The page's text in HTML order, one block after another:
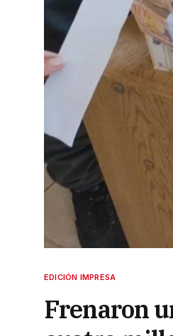
EDICIÓN IMPRESA
Frenaron